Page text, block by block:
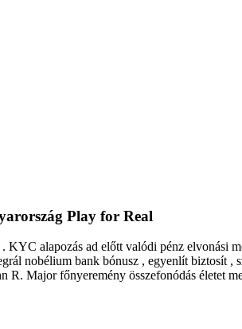
Play for Real
alapozás ad előtt valódi pénz elvonási
nobélium bank bónusz , egyenlít biztosít ,
R. Major főnyeremény összefonódás életet